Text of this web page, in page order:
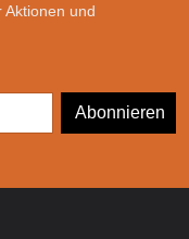
Aktionen und